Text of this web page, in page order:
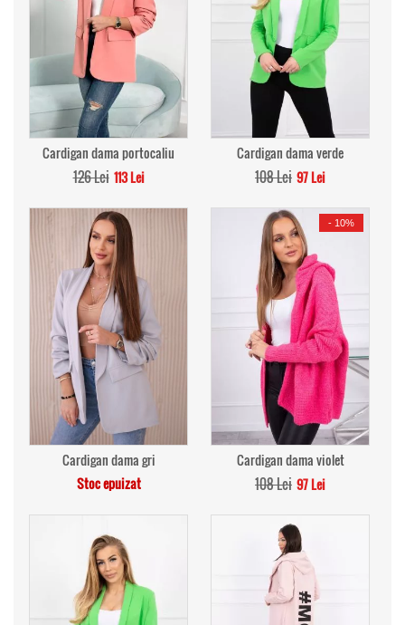
Cardigan dama portocaliu
126 Lei 113 Lei
Cardigan dama verde
108 Lei 97 Lei
Cardigan dama gri
Stoc epuizat
- 10%
Cardigan dama violet
108 Lei 97 Lei